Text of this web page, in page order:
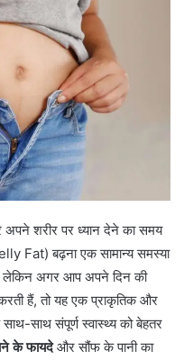
शरीर पर ध्यान देने का समय
Fat) बढ़ना एक सामान्य समस्या
लेकिन अगर आप अपने दिन की
हैं, तो यह एक प्राकृतिक और
साथ संपूर्ण स्वास्थ्य को बेहतर
के फायदेऔर सौंफ के पानी का